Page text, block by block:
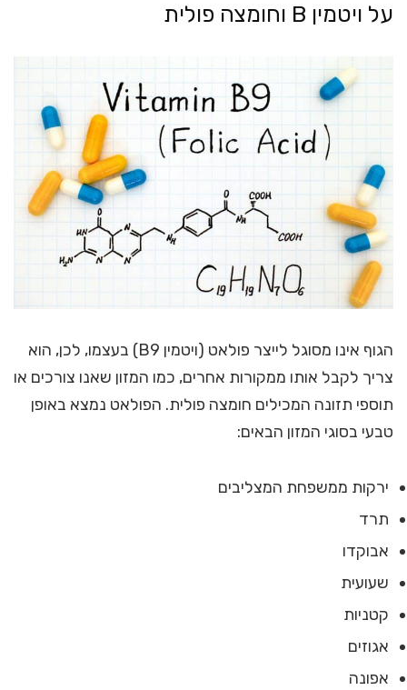
על ויטמין B וחומצה פולית
הגוף אינו מסוגל לייצר פולאט (ויטמין B9) בעצמו, לכן, הוא
צריך לקבל אותו ממקורות אחרים, כמו המזון שאנו צורכים או
תוספי תזונה המכילים חומצה פולית. הפולאט נמצא באופן
טבעי בסוגי המזון הבאים:
ירקות ממשפחת המצליבים
תרד
אבוקדו
שעועית
קטניות
אגוזים
אפונה